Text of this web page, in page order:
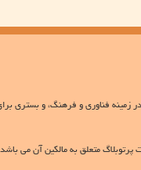
زمینه فناوری و فرهنگ، و بستری